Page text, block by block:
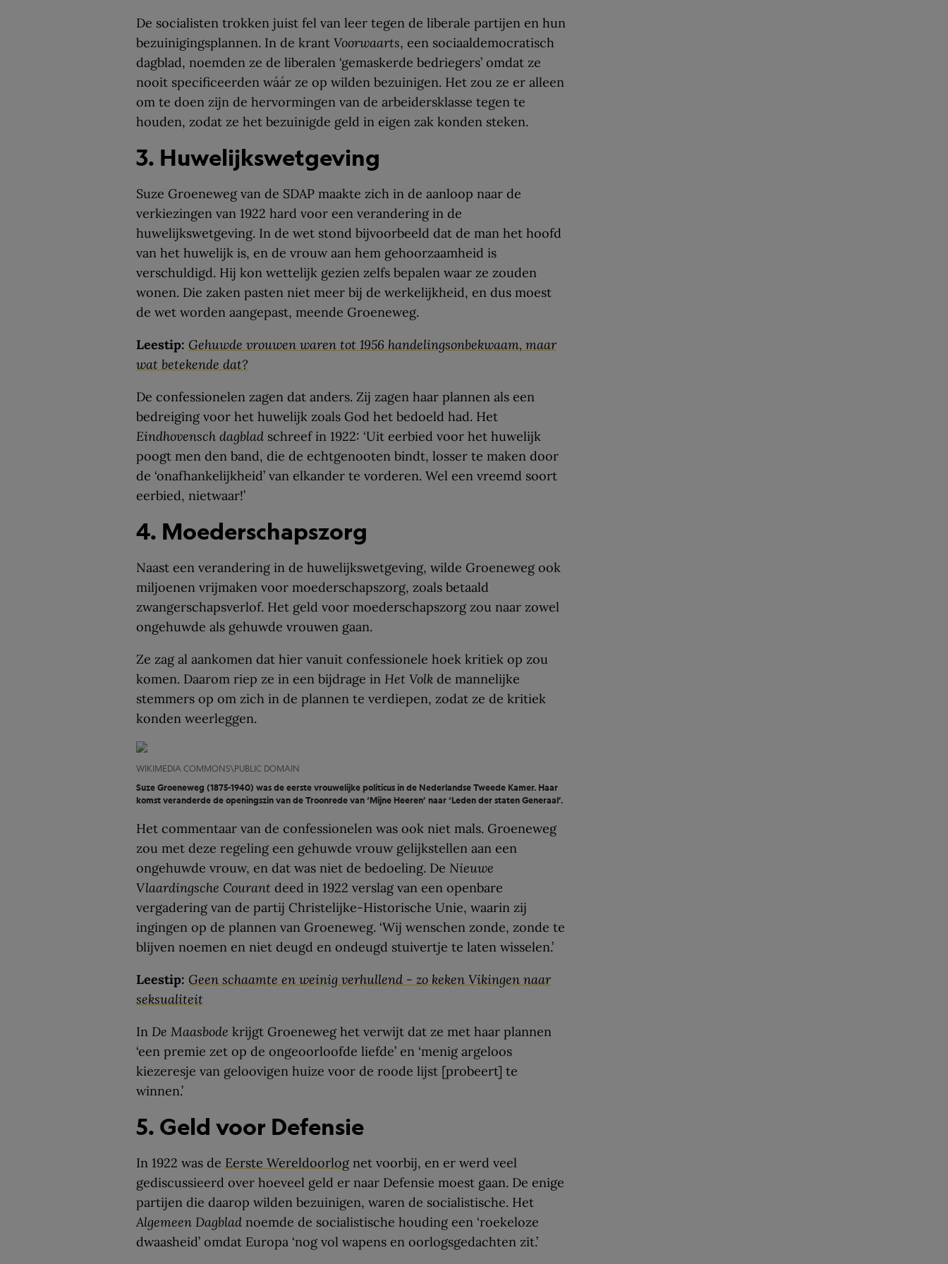
De socialisten trokken juist fel van leer tegen de liberale partijen en hun
bezuinigingsplannen. In de krant Voorwaarts, een sociaaldemocratisch
dagblad, noemden ze de liberalen ‘gemaskerde bedriegers’ omdat ze
nooit specificeerden wáár ze op wilden bezuinigen. Het zou ze er alleen
om te doen zijn de hervormingen van de arbeidersklasse tegen te
houden, zodat ze het bezuinigde geld in eigen zak konden steken.
3. Huwelijkswetgeving
Suze Groeneweg van de SDAP maakte zich in de aanloop naar de
verkiezingen van 1922 hard voor een verandering in de
huwelijkswetgeving. In de wet stond bijvoorbeeld dat de man het hoofd
van het huwelijk is, en de vrouw aan hem gehoorzaamheid is
verschuldigd. Hij kon wettelijk gezien zelfs bepalen waar ze zouden
wonen. Die zaken pasten niet meer bij de werkelijkheid, en dus moest
de wet worden aangepast, meende Groeneweg.
Leestip: Gehuwde vrouwen waren tot 1956 handelingsonbekwaam, maar
wat betekende dat?
De confessionelen zagen dat anders. Zij zagen haar plannen als een
bedreiging voor het huwelijk zoals God het bedoeld had. Het
Eindhovensch dagblad schreef in 1922: ‘Uit eerbied voor het huwelijk
poogt men den band, die de echtgenooten bindt, losser te maken door
de ‘onafhankelijkheid’ van elkander te vorderen. Wel een vreemd soort
eerbied, nietwaar!’
4. Moederschapszorg
Naast een verandering in de huwelijkswetgeving, wilde Groeneweg ook
miljoenen vrijmaken voor moederschapszorg, zoals betaald
zwangerschapsverlof. Het geld voor moederschapszorg zou naar zowel
ongehuwde als gehuwde vrouwen gaan.
Ze zag al aankomen dat hier vanuit confessionele hoek kritiek op zou
komen. Daarom riep ze in een bijdrage in Het Volk de mannelijke
stemmers op om zich in de plannen te verdiepen, zodat ze de kritiek
konden weerleggen.
WIKIMEDIA COMMONS\PUBLIC DOMAIN
Suze Groeneweg (1875-1940) was de eerste vrouwelijke politicus in de Nederlandse Tweede Kamer. Haar
komst veranderde de openingszin van de Troonrede van ‘Mijne Heeren’ naar ‘Leden der staten Generaal’.
Het commentaar van de confessionelen was ook niet mals. Groeneweg
zou met deze regeling een gehuwde vrouw gelijkstellen aan een
ongehuwde vrouw, en dat was niet de bedoeling. De Nieuwe
Vlaardingsche Courant deed in 1922 verslag van een openbare
vergadering van de partij Christelijke-Historische Unie, waarin zij
ingingen op de plannen van Groeneweg. ‘Wij wenschen zonde, zonde te
blijven noemen en niet deugd en ondeugd stuivertje te laten wisselen.’
Leestip: Geen schaamte en weinig verhullend - zo keken Vikingen naar
seksualiteit
In De Maasbode krijgt Groeneweg het verwijt dat ze met haar plannen
‘een premie zet op de ongeoorloofde liefde’ en ‘menig argeloos
kiezeresje van geloovigen huize voor de roode lijst [probeert] te
winnen.’
5. Geld voor Defensie
In 1922 was de Eerste Wereldoorlog net voorbij, en er werd veel
gediscussieerd over hoeveel geld er naar Defensie moest gaan. De enige
partijen die daarop wilden bezuinigen, waren de socialistische. Het
Algemeen Dagblad noemde de socialistische houding een ‘roekeloze
dwaasheid’ omdat Europa ‘nog vol wapens en oorlogsgedachten zit.’